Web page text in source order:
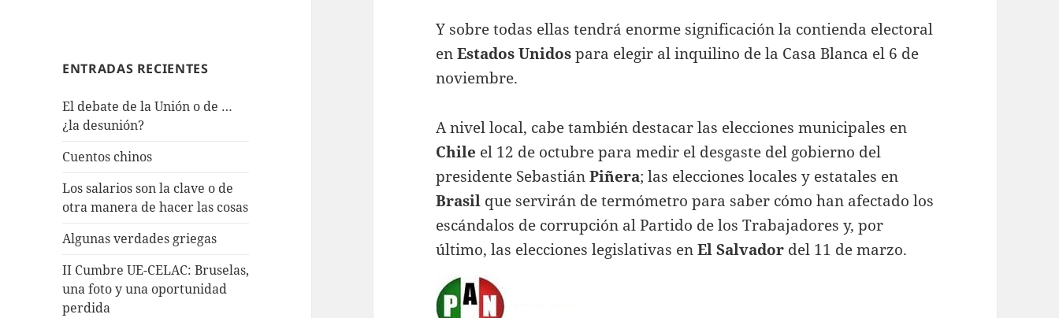
ENTRADAS RECIENTES
El debate de la Unión o de …
¿la desunión?
Cuentos chinos
Los salarios son la clave o de
otra manera de hacer las cosas
Algunas verdades griegas
II Cumbre UE-CELAC: Bruselas,
una foto y una oportunidad
perdida
Y sobre todas ellas tendrá enorme significación la contienda electoral
enEstados Unidospara elegir al inquilino de la Casa Blanca el 6 de
noviembre.
A nivel local, cabe también destacar las elecciones municipales en
Chile el 12 de octubre para medir el desgaste del gobierno del
presidente SebastiánPiñera; las elecciones locales y estatales en
Brasil que servirán de termómetro para saber cómo han afectado los
escándalos de corrupción al Partido de los Trabajadores y, por
último, las elecciones legislativas enEl Salvador del 11 de marzo.